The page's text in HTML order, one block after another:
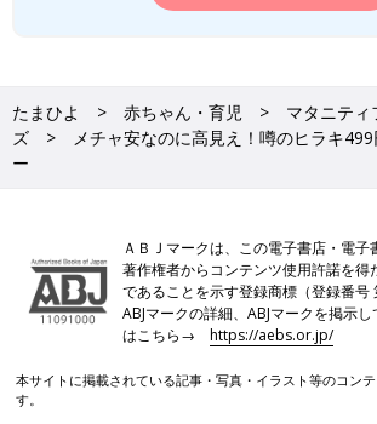
たまひよ 赤ちゃん・育児
マタニティ
ズ
メチャ安なのに高見え！噂のヒラキ
ー
ＡＢＪマークは、この電子書店・電子
著作権者からコンテンツ使用許諾を得
であることを示す登録商標（登録番号
ABJマークの詳細、ABJマークを掲示
はこちら→https://aebs.or.jp/
本サイトに掲載されている記事・写真・イラスト等のコン
す。